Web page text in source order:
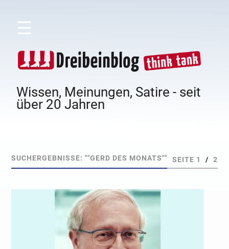
☰
Wissen, Meinungen, Satire - seit
über 20 Jahren
SUCHERGEBNISSE: ""GERD DES MONATS"" SEITE 1 / 2